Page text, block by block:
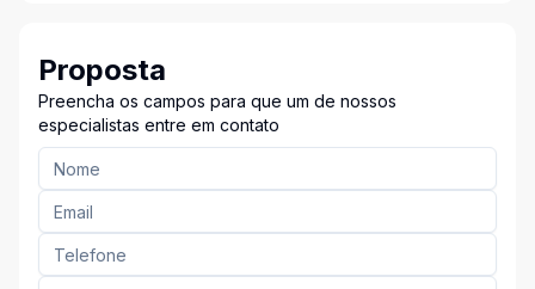
Proposta
Preencha os campos para que um de nossos
especialistas entre em contato